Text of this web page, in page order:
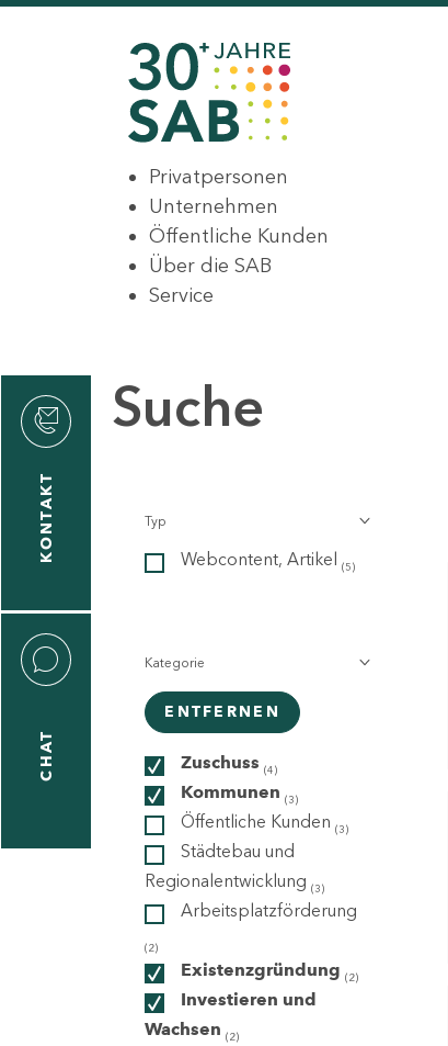
Privatpersonen
Unternehmen
Öffentliche Kunden
Über die SAB
Service
KONTAKT
CHAT
Suche
Typ
Webcontent, Artikel (5)
Kategorie
ENTFERNEN
Zuschuss (4)
Kommunen (3)
Öffentliche Kunden (3)
Städtebau und
Regionalentwicklung (3)
Arbeitsplatzförderung
(2)
Existenzgründung (2)
Investieren und
Wachsen (2)